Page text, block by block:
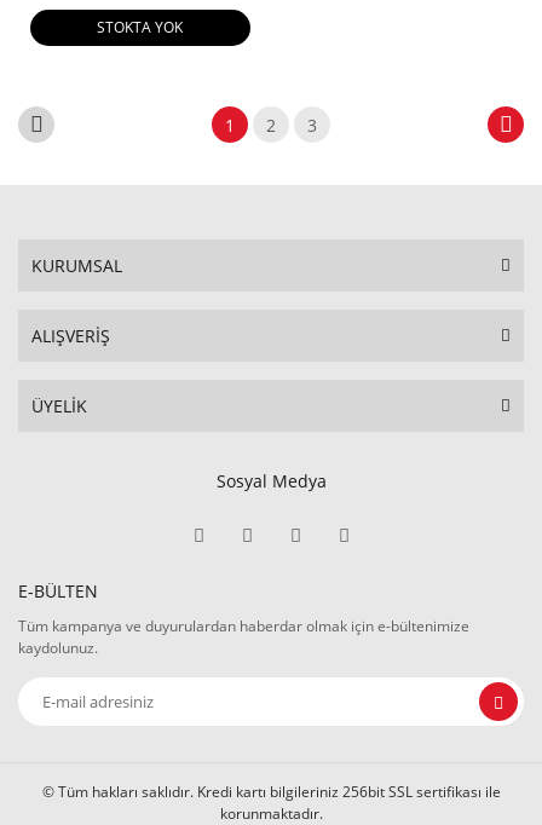
STOKTA YOK
1 2 3
KURUMSAL
ALIŞVERİŞ
ÜYELİK
Sosyal Medya
E-BÜLTEN
Tüm kampanya ve duyurulardan haberdar olmak için e-bültenimize
kaydolunuz.
© Tüm hakları saklıdır. Kredi kartı bilgileriniz 256bit SSL sertifikası ile
korunmaktadır.